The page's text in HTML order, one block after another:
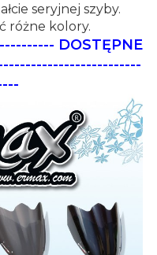
seryjnej szyby.
różne kolory.
DOSTĘPNE